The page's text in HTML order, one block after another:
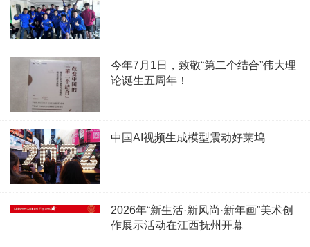
今年7月1日，致敬“第二个结合”伟大理
论诞生五周年！
中国AI视频生成模型震动好莱坞
2026年“新生活·新风尚·新年画”美术创
作展示活动在江西抚州开幕